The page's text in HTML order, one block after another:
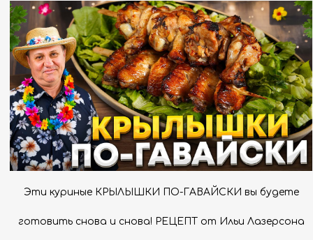
Эти куриные КРЫЛЫШКИ ПО-ГАВАЙСКИ вы будете
готовить снова и снова! РЕЦЕПТ от Ильи Лазерсона